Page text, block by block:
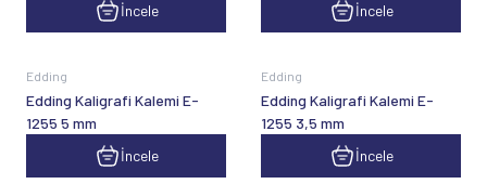
İncele İncele
Edding
Edding Kaligrafi Kalemi E-
1255 5 mm
İncele
Edding
Edding Kaligrafi Kalemi E-
1255 3,5 mm
İncele